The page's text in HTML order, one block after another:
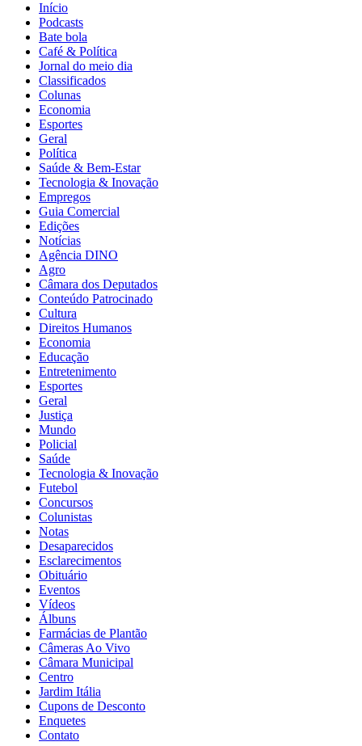
Início
Podcasts
Bate bola
Café & Política
Jornal do meio dia
Classificados
Colunas
Economia
Esportes
Geral
Política
Saúde & Bem-Estar
Tecnologia & Inovação
Empregos
Guia Comercial
Edições
Notícias
Agência DINO
Agro
Câmara dos Deputados
Conteúdo Patrocinado
Cultura
Direitos Humanos
Economia
Educação
Entretenimento
Esportes
Geral
Justiça
Mundo
Policial
Saúde
Tecnologia & Inovação
Futebol
Concursos
Colunistas
Notas
Desaparecidos
Esclarecimentos
Obituário
Eventos
Vídeos
Álbuns
Farmácias de Plantão
Câmeras Ao Vivo
Câmara Municipal
Centro
Jardim Itália
Cupons de Desconto
Enquetes
Contato